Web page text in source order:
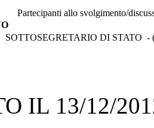
Partecipanti allo svolgimento/
SOTTOSEGRETARIO DI STATO
IL 13/12/